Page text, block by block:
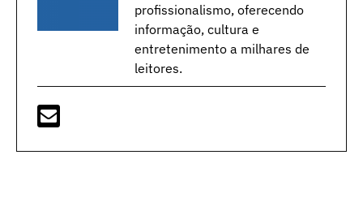
profissionalismo, oferecendo
informação, cultura e
entretenimento a milhares de
leitores.